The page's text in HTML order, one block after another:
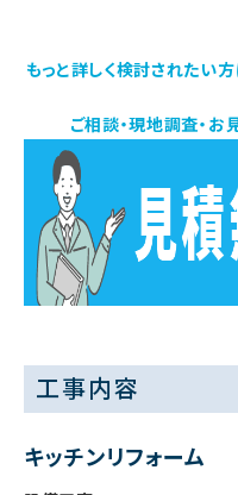
もっと詳しく検討されたい
ご相談・現地調査・
工事内容
キッチンリフォーム